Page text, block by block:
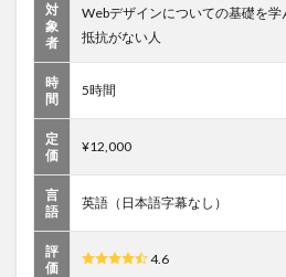
更に踏
み込んで
「ユーザー
の体験」ま
で！
UX(User
Experience)
のコース
5.1
ザイ
対
象
者
Webデザインについての基礎を
抵抗がない人
時
間
5時間
定
価
¥12,000
言
語
英語（日本語字幕なし）
評
価
4.6